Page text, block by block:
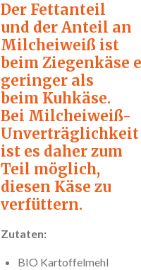
Der Fettanteil
und der Anteil an
Milcheiweiß ist
beim Ziegenkäse
geringer als
beim Kuhkäse.
Bei Milcheiweiß-
Unverträglichkeit
ist es daher zum
Teil möglich,
diesen Käse zu
verfüttern.
Zutaten:
BIO Kartoffelmehl